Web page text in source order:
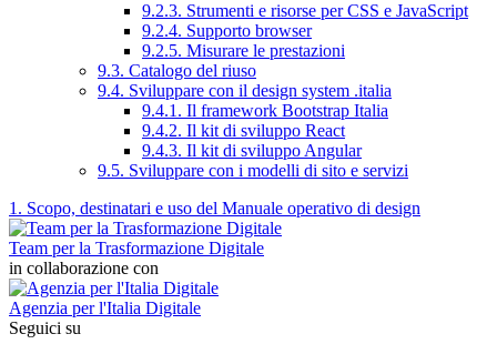
9.2.3. Strumenti e risorse per CSS e JavaScript
9.2.4. Supporto browser
9.2.5. Misurare le prestazioni
9.3. Catalogo del riuso
9.4. Sviluppare con il design system .italia
9.4.1. Il framework Bootstrap Italia
9.4.2. Il kit di sviluppo React
9.4.3. Il kit di sviluppo Angular
9.5. Sviluppare con i modelli di sito e servizi
1. Scopo, destinatari e uso del Manuale operativo di design
Team per la Trasformazione Digitale
in collaborazione con
Agenzia per l'Italia Digitale
Seguici su